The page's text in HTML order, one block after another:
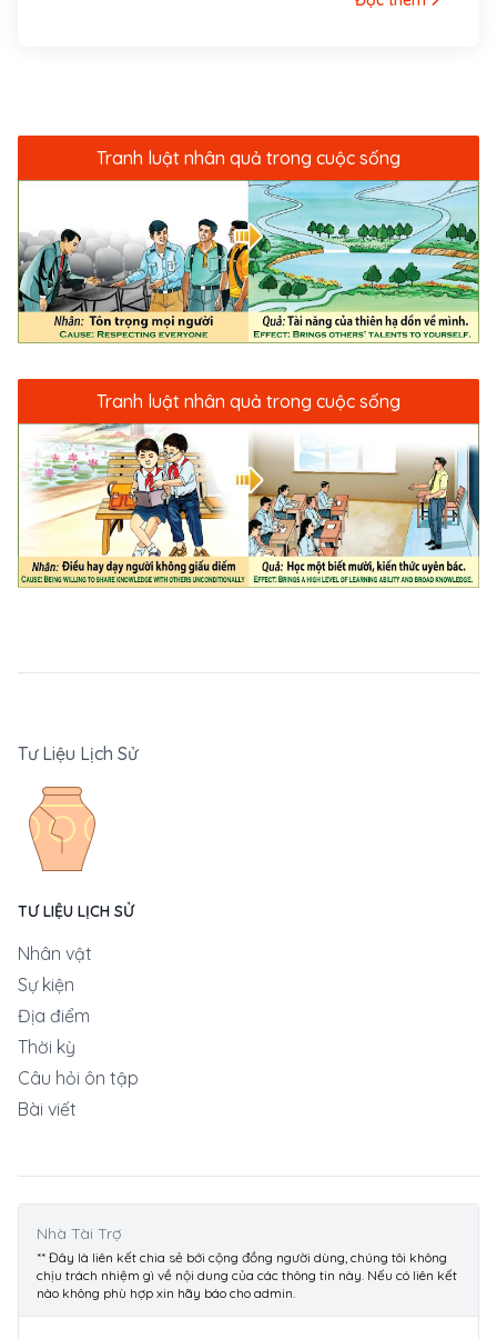
Tranh luật nhân quả trong cuộc sống
Tranh luật nhân quả trong cuộc sống
Tư Liệu Lịch Sử
TƯ LIỆU LỊCH SỬ
Nhân vật
Sự kiện
Địa điểm
Thời kỳ
Câu hỏi ôn tập
Bài viết
Nhà Tài Trợ
** Đây là liên kết chia sẻ bới cộng đồng người dùng, chúng tôi không
chịu trách nhiệm gì về nội dung của các thông tin này. Nếu có liên kết
nào không phù hợp xin hãy báo cho admin.